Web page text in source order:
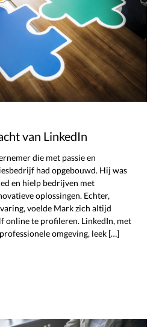
van LinkedIn
die met passie en
had opgebouwd. Hij was
en hielp bedrijven met
oplossingen. Echter,
voelde Mark zich altijd
online te profileren. LinkedIn, met
omgeving, leek […]